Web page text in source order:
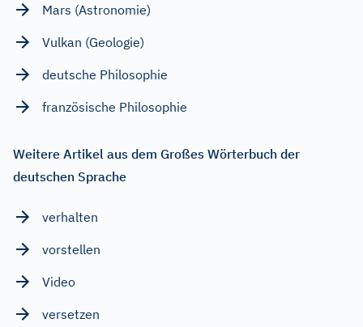
Mars (Astronomie)
Vulkan (Geologie)
deutsche Philosophie
französische Philosophie
Weitere Artikel aus dem Großes Wörterbuch der
deutschen Sprache
verhalten
vorstellen
Video
versetzen